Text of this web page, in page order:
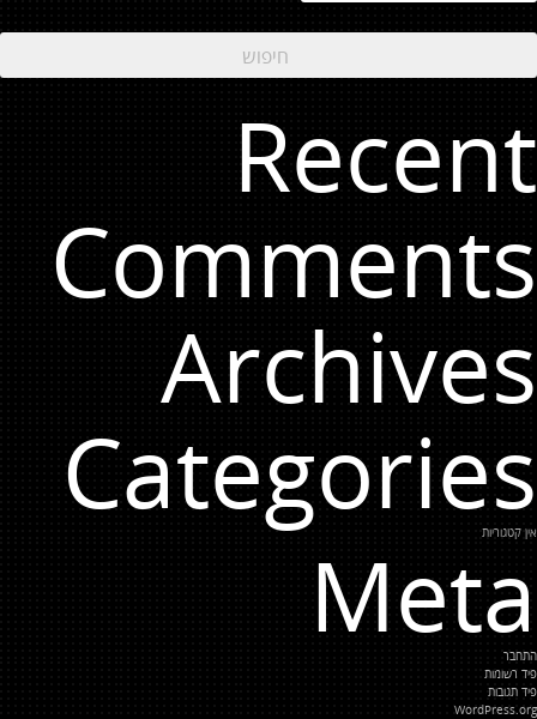
Recent
Comments
Archives
Categories
אין קטגוריות
Meta
התחבר
פיד רשומות
פיד תגובות
WordPress.org